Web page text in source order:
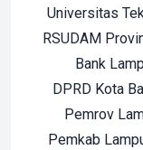
Universitas
RSUDAM
Bank
DPRD Kota
Pemrov
Pemkab